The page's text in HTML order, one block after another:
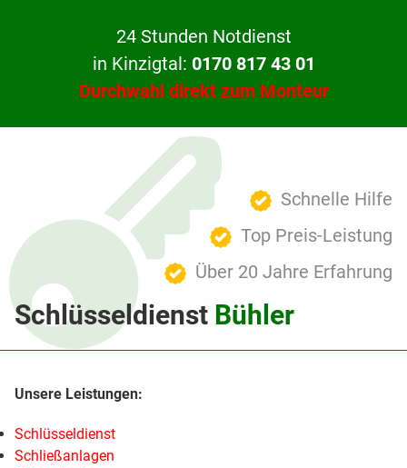
24 Stunden Notdienst
in Kinzigtal: 0170 817 43 01
Durchwahl direkt zum Monteur
Schnelle Hilfe
Top Preis-Leistung
Über 20 Jahre Erfahrung
Schlüsseldienst Bühler
Schlüsseldienst
Schließanlagen